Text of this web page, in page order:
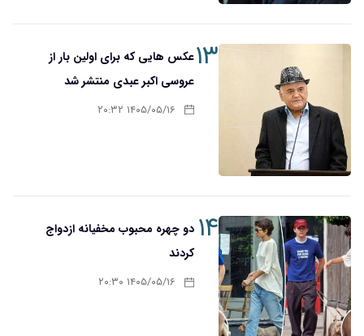
۱۳عکس هایی که برای اولین بار از
عروسی اکبر عبدی منتشر شد
۱۴۰۵/۰۵/۱۶ ۲۰:۳۲
۱۴ دو چهره محبوب مخفیانه ازدواج
کردند
۱۴۰۵/۰۵/۱۶ ۲۰:۳۰